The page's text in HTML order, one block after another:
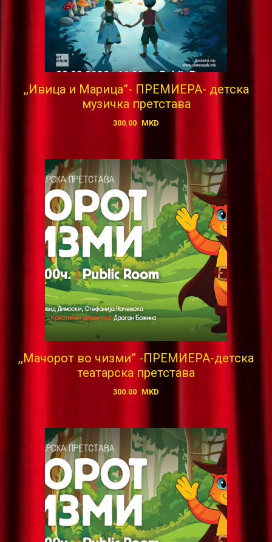
,,Ивица и Марица”- ПРЕМИЕРА- детска
музичка претстава
300.00 MKD
,,Мачорот во чизми” -ПРЕМИЕРА-детска
театарска претстава
300.00 MKD